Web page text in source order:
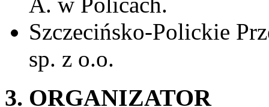
Szczecińsko-Polickie
sp. z o.o.
3. ORGANIZATOR